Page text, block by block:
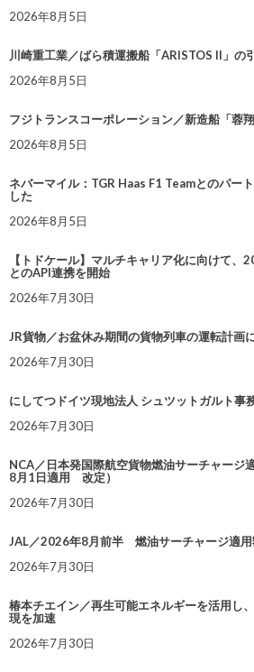
2026年8月5日
川崎重工業／ばら積運搬船「ARISTOS II」の
2026年8月5日
フジトランスコーポレーション／新造船「蓉
2026年8月5日
ネバーマイル：TGR Haas F1 Teamとのパー
した
2026年8月5日
【トドケール】マルチキャリア化に向けて、
とのAPI連携を開始
2026年7月30日
JR貨物／お盆休み期間の貨物列車の運転計画
2026年7月30日
にしてつドイツ現地法人 シュツットガルト事
2026年7月30日
NCA／日本発国際航空貨物燃油サーチャージ
8月1日適用 改定）
2026年7月30日
JAL／2026年8月前半 燃油サーチャージ適用
2026年7月30日
椿本チエイン／再生可能エネルギーを活用し
現を加速
2026年7月30日